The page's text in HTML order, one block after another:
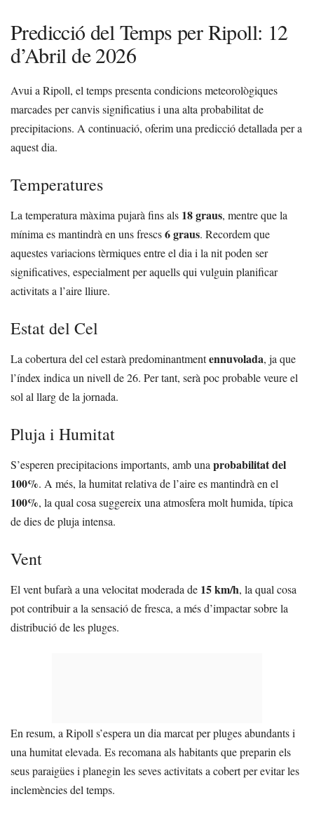
Predicció del Temps per Ripoll: 12
d’Abril de 2026
Avui a Ripoll, el temps presenta condicions meteorològiques
marcades per canvis significatius i una alta probabilitat de
precipitacions. A continuació, oferim una predicció detallada per a
aquest dia.
Temperatures
La temperatura màxima pujarà fins als 18 graus, mentre que la
mínima es mantindrà en uns frescs6 graus. Recordem que
aquestes variacions tèrmiques entre el dia i la nit poden ser
significatives, especialment per aquells qui vulguin planificar
activitats a l’aire lliure.
Estat del Cel
La cobertura del cel estarà predominantmentennuvolada, ja que
l’índex indica un nivell de 26. Per tant, serà poc probable veure el
sol al llarg de la jornada.
Pluja i Humitat
S’esperen precipitacions importants, amb unaprobabilitat del
100%. A més, la humitat relativa de l’aire es mantindrà en el
100%, la qual cosa suggereix una atmosfera molt humida, típica
de dies de pluja intensa.
Vent
El vent bufarà a una velocitat moderada de 15 km/h, la qual cosa
pot contribuir a la sensació de fresca, a més d’impactar sobre la
distribució de les pluges.
En resum, a Ripoll s’espera un dia marcat per pluges abundants i
una humitat elevada. Es recomana als habitants que preparin els
seus paraigües i planegin les seves activitats a cobert per evitar les
inclemències del temps.